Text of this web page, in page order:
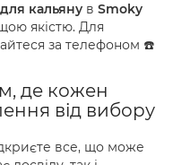
кальяну в Smoky
якістю. Для
за телефоном ☎️
де кожен
від вибору
все, що може